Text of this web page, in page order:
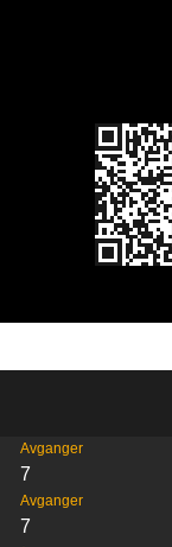
Avganger
7
Avganger
7